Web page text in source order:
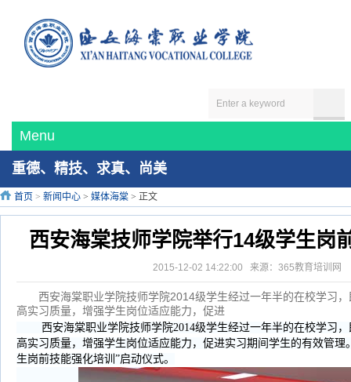
Menu
重德、精技、求真、尚美
首页 > 新闻中心 > 媒体海棠 > 正文
西安海棠技师学院举行14级学生岗
2015-12-02 14:22:00 来源：365教育培训网
西安海棠职业学院技师学院2014级学生经过一年半的在校学习，
高实习质量，增强学生岗位适应能力，促进
西安海棠职业学院技师学院2014级学生经过一年半的在校学习，
高实习质量，增强学生岗位适应能力，促进实习期间学生的有效管理
生岗前技能强化培训”启动仪式。